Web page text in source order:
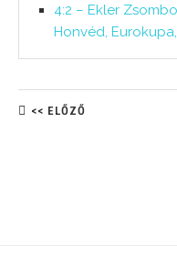
4:2 – Ekler
Honvéd, Eurokupa,
<< ELŐZŐ